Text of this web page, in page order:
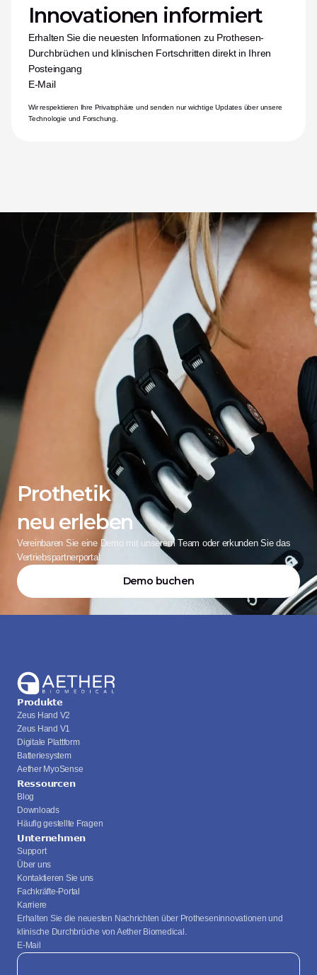
Innovationen informiert
Erhalten Sie die neuesten Informationen zu Prothesen-
Durchbrüchen und klinischen Fortschritten direkt in Ihren
Posteingang
E-Mail
Wir respektieren Ihre Privatsphäre und senden nur wichtige Updates über unsere
Technologie und Forschung.
Prothetik
neu erleben
Vereinbaren Sie eine Demo mit unserem Team oder erkunden Sie das
Vertriebspartnerportal
Demo buchen
Produkte
Zeus Hand V2
Zeus Hand V1
Digitale Plattform
Batteriesystem
Aether MyoSense
Ressourcen
Blog
Downloads
Häufig gestellte Fragen
Unternehmen
Support
Über uns
Kontaktieren Sie uns
Fachkräfte-Portal
Karriere
Erhalten Sie die neuesten Nachrichten über Protheseninnovationen und
klinische Durchbrüche von Aether Biomedical.
E-Mail